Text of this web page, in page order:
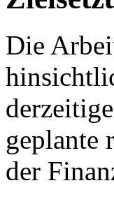
Die
geplante
der